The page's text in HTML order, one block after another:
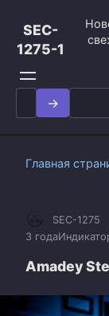
контенту
SEC-
1275-1
Search
for:
Главная
SEC-1275
3 года
Amadey